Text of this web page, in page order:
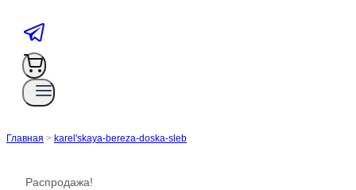
Главная > karel'skaya-bereza-doska-sleb
Распродажа!